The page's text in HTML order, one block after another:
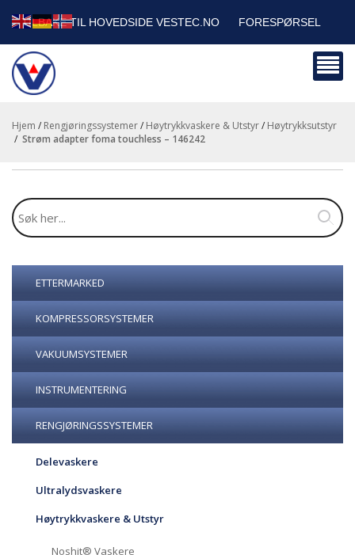
TILBAKE TIL HOVEDSIDE VESTEC.NO FORESPØRSEL
HANDLEVOGN
BEDRIFTSKUNDER
Hjem / Rengjøringssystemer/ Høytrykkvaskere & Utstyr/ Høytrykksutstyr
/
strøm adapter foma touchless – 146242
ETTERMARKED
KOMPRESSORSYSTEMER
VAKUUMSYSTEMER
INSTRUMENTERING
RENGJØRINGSSYSTEMER
Delevaskere
Ultralydsvaskere
Høytrykkvaskere & Utstyr
Noshit® Vaskere